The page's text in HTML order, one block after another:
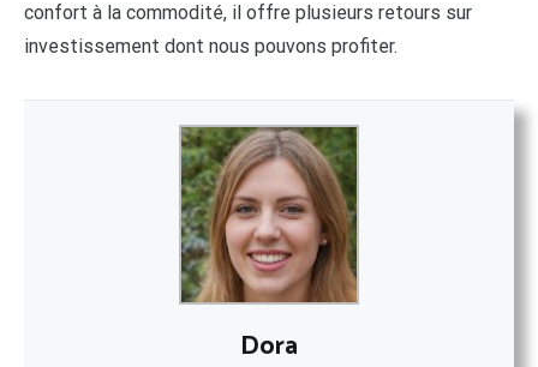
confort à la commodité, il offre plusieurs retours sur
investissement dont nous pouvons profiter.
Dora